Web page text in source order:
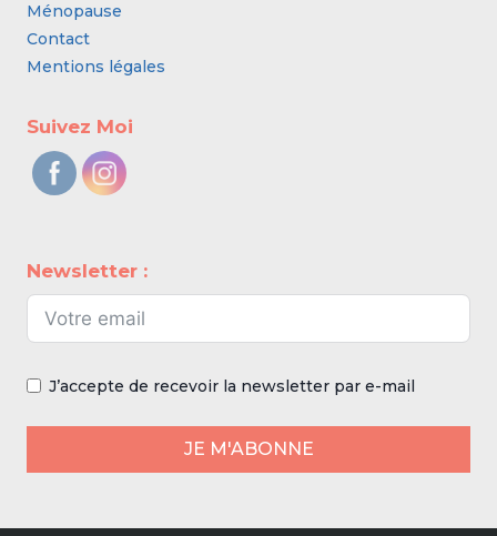
Ménopause
Contact
Mentions légales
Suivez Moi
Newsletter :
J’accepte de recevoir la newsletter par e-mail
JE M'ABONNE